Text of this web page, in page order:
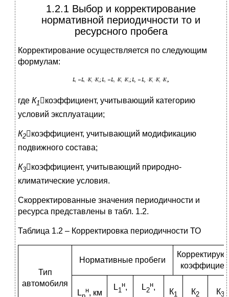
1.2.1 Выбор и корректирование
нормативной периодичности то и
ресурсного пробега
Корректирование осуществляется по следующим
формулам:
где К1 коэффициент, учитывающий категорию
условий эксплуатации;
К2коэффициент, учитывающий модификацию
подвижного состава;
К3коэффициент, учитывающий природно-
климатические условия.
Скорректированные значения периодичности и
ресурса представлены в табл. 1.2.
Таблица 1.2 – Корректировка периодичности ТО
Тип
автомобиля
Нормативные пробеги
L н, км
L1
н,
L2
н,
К1 К2 К3